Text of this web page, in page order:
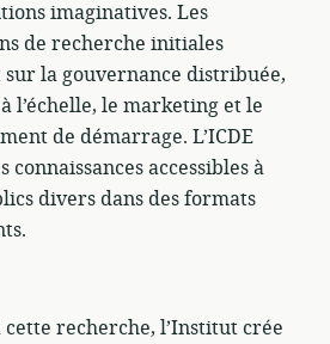
imaginatives. Les
de recherche initiales
la gouvernance distribuée,
l’échelle, le marketing et le
de démarrage. L’ICDE
connaissances accessibles à
divers dans des formats
cette recherche, l’Institut crée